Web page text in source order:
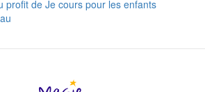
profit de Je cours pour les enfants